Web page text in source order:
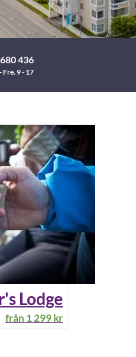
436
Fre. 9 - 17
Lodge
från 1 299 kr